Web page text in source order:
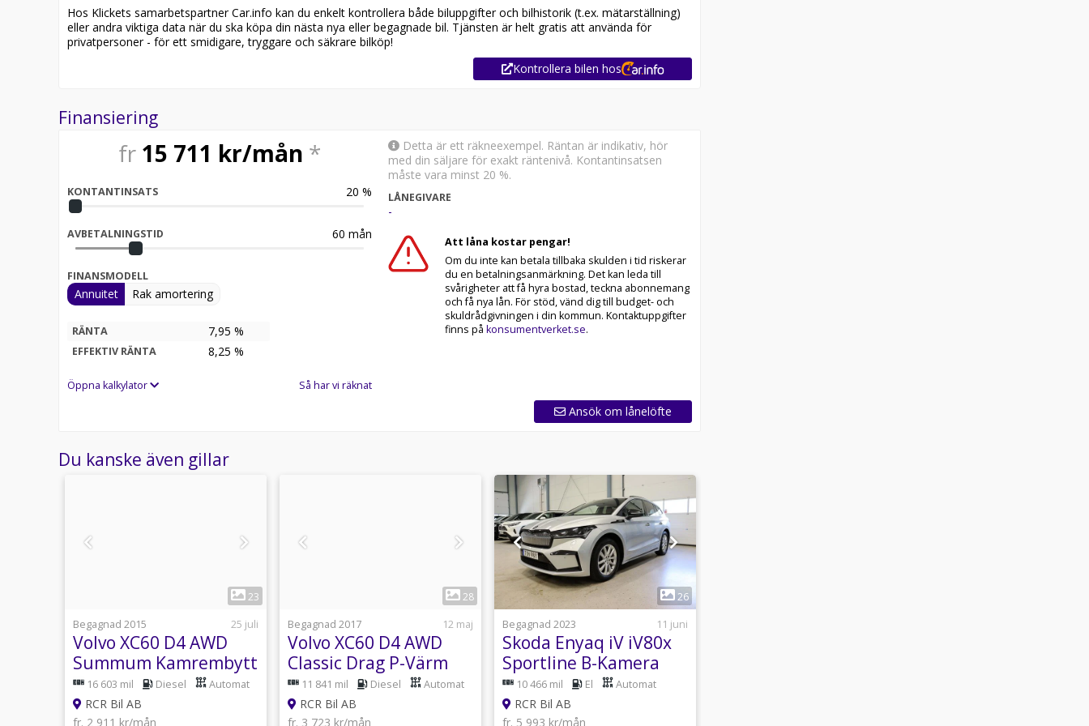
Hos Klickets samarbetspartner Car.info kan du enkelt kontrollera både biluppgifter och bilhistorik (t.ex. mätarställning)
eller andra viktiga data när du ska köpa din nästa nya eller begagnade bil. Tjänsten är helt gratis att använda för
privatpersoner - för ett smidigare, tryggare och säkrare bilköp!
Kontrollera bilen hos
Finansiering
fr 15 711 kr/mån *
KONTANTINSATS 20 %
AVBETALNINGSTID 60 mån
FINANSMODELL
Annuitet Rak amortering
RÄNTA 7,95 %
EFFEKTIV RÄNTA 8,25 %
Öppna kalkylator Så har vi räknat
Detta är ett räkneexempel. Räntan är indikativ, hör
med din säljare för exakt räntenivå. Kontantinsatsen
måste vara minst 20 %.
LÅNEGIVARE
-
Att låna kostar pengar!
Om du inte kan betala tillbaka skulden i tid riskerar
du en betalningsanmärkning. Det kan leda till
svårigheter att få hyra bostad, teckna abonnemang
och få nya lån. För stöd, vänd dig till budget- och
skuldrådgivningen i din kommun. Kontaktuppgifter
finns på konsumentverket.se.
Ansök om lånelöfte
Du kanske även gillar
23
Begagnad 2015
25 juli
Volvo XC60 D4 AWD
Summum Kamrembytt
Drag Läder H/K D-
Värm 181hk
16 603 mil Diesel Automat
RCR Bil AB
fr. 2 911 kr/mån
28
Begagnad 2017
12 maj
Volvo XC60 D4 AWD
Classic Drag P-Värm
Rattvärme 190hk
11 841 mil Diesel Automat
RCR Bil AB
fr. 3 723 kr/mån
1
26
Begagnad 2023
11 juni
Skoda Enyaq iV iV80x
Sportline B-Kamera
Canton Keyless 1-
Ägare 265hk
10 466 mil El Automat
RCR Bil AB
fr. 5 993 kr/mån